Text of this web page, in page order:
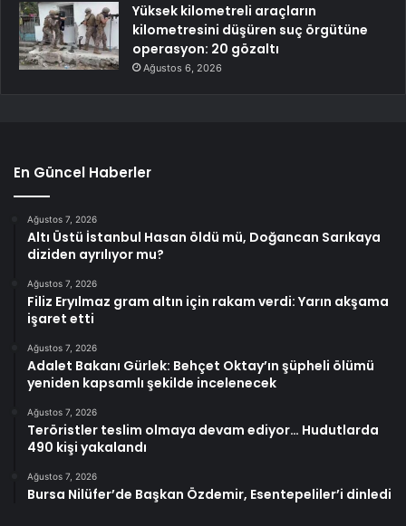
Yüksek kilometreli araçların
kilometresini düşüren suç örgütüne
operasyon: 20 gözaltı
Ağustos 6, 2026
En Güncel Haberler
Ağustos 7, 2026
Altı Üstü İstanbul Hasan öldü mü, Doğancan Sarıkaya
diziden ayrılıyor mu?
Ağustos 7, 2026
Filiz Eryılmaz gram altın için rakam verdi: Yarın akşama
işaret etti
Ağustos 7, 2026
Adalet Bakanı Gürlek: Behçet Oktay’ın şüpheli ölümü
yeniden kapsamlı şekilde incelenecek
Ağustos 7, 2026
Teröristler teslim olmaya devam ediyor… Hudutlarda
490 kişi yakalandı
Ağustos 7, 2026
Bursa Nilüfer’de Başkan Özdemir, Esentepeliler’i dinledi